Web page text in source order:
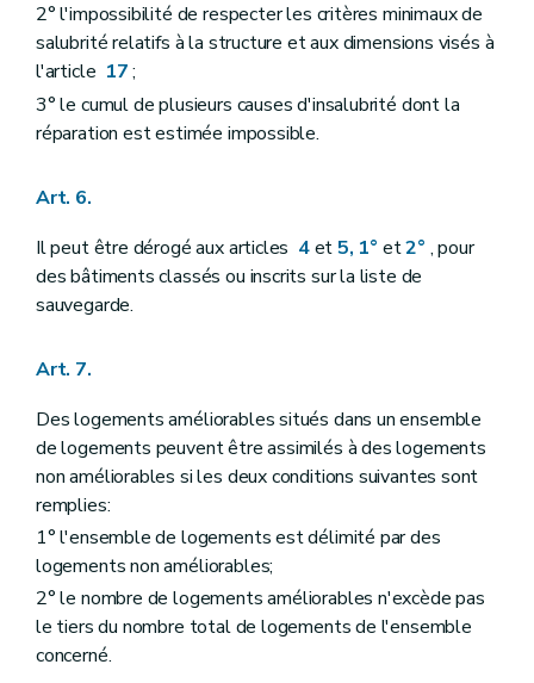
2° l'impossibilité de respecter les critères minimaux de
salubrité relatifs à la structure et aux dimensions visés à
l'article 17;
3° le cumul de plusieurs causes d'insalubrité dont la
réparation est estimée impossible.
Art. 6.
Il peut être dérogé aux articles 4et5, 1° et2° , pour
des bâtiments classés ou inscrits sur la liste de
sauvegarde.
Art. 7.
Des logements améliorables situés dans un ensemble
de logements peuvent être assimilés à des logements
non améliorables si les deux conditions suivantes sont
remplies:
1° l'ensemble de logements est délimité par des
logements non améliorables;
2° le nombre de logements améliorables n'excède pas
le tiers du nombre total de logements de l'ensemble
concerné.